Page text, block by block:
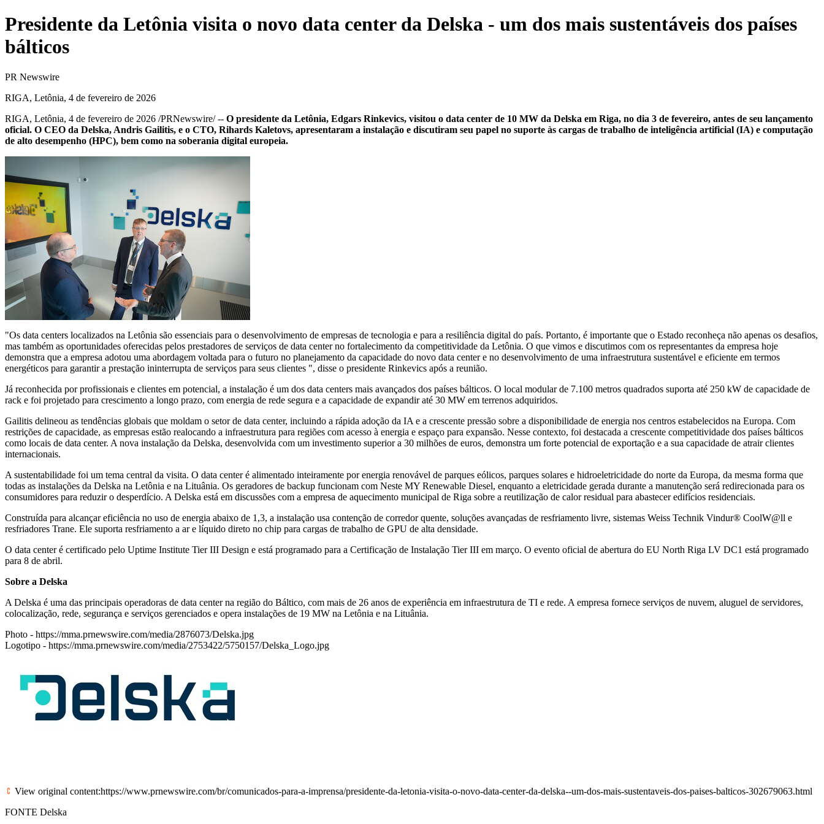
Presidente da Letônia visita o novo data center da Delska - um dos mais sustentáveis dos países
bálticos
PR Newswire
RIGA, Letônia, 4 de fevereiro de 2026
RIGA, Letônia, 4 de fevereiro de 2026 /PRNewswire/ -- O presidente da Letônia, Edgars Rinkevics, visitou o data center de 10 MW da Delska em Riga, no dia 3 de fevereiro, antes de seu lançamento
oficial. O CEO da Delska, Andris Gailitis, e o CTO, Rihards Kaletovs, apresentaram a instalação e discutiram seu papel no suporte às cargas de trabalho de inteligência artificial (IA) e computação
de alto desempenho (HPC), bem como na soberania digital europeia.
"Os data centers localizados na Letônia são essenciais para o desenvolvimento de empresas de tecnologia e para a resiliência digital do país. Portanto, é importante que o Estado reconheça não apenas os desafios,
mas também as oportunidades oferecidas pelos prestadores de serviços de data center no fortalecimento da competitividade da Letônia. O que vimos e discutimos com os representantes da empresa hoje
demonstra que a empresa adotou uma abordagem voltada para o futuro no planejamento da capacidade do novo data center e no desenvolvimento de uma infraestrutura sustentável e eficiente em termos
energéticos para garantir a prestação ininterrupta de serviços para seus clientes ", disse o presidente Rinkevics após a reunião.
Já reconhecida por profissionais e clientes em potencial, a instalação é um dos data centers mais avançados dos países bálticos. O local modular de 7.100 metros quadrados suporta até 250 kW de capacidade de
rack e foi projetado para crescimento a longo prazo, com energia de rede segura e a capacidade de expandir até 30 MW em terrenos adquiridos.
Gailitis delineou as tendências globais que moldam o setor de data center, incluindo a rápida adoção da IA e a crescente pressão sobre a disponibilidade de energia nos centros estabelecidos na Europa. Com
restrições de capacidade, as empresas estão realocando a infraestrutura para regiões com acesso à energia e espaço para expansão. Nesse contexto, foi destacada a crescente competitividade dos países bálticos
como locais de data center. A nova instalação da Delska, desenvolvida com um investimento superior a 30 milhões de euros, demonstra um forte potencial de exportação e a sua capacidade de atrair clientes
internacionais.
A sustentabilidade foi um tema central da visita. O data center é alimentado inteiramente por energia renovável de parques eólicos, parques solares e hidroeletricidade do norte da Europa, da mesma forma que
todas as instalações da Delska na Letônia e na Lituânia. Os geradores de backup funcionam com Neste MY Renewable Diesel, enquanto a eletricidade gerada durante a manutenção será redirecionada para os
consumidores para reduzir o desperdício. A Delska está em discussões com a empresa de aquecimento municipal de Riga sobre a reutilização de calor residual para abastecer edifícios residenciais.
Construída para alcançar eficiência no uso de energia abaixo de 1,3, a instalação usa contenção de corredor quente, soluções avançadas de resfriamento livre, sistemas Weiss Technik Vindur® CoolW@ll e
resfriadores Trane. Ele suporta resfriamento a ar e líquido direto no chip para cargas de trabalho de GPU de alta densidade.
O data center é certificado pelo Uptime Institute Tier III Design e está programado para a Certificação de Instalação Tier III em março. O evento oficial de abertura do EU North Riga LV DC1 está programado
para 8 de abril.
Sobre a Delska
A Delska é uma das principais operadoras de data center na região do Báltico, com mais de 26 anos de experiência em infraestrutura de TI e rede. A empresa fornece serviços de nuvem, aluguel de servidores,
colocalização, rede, segurança e serviços gerenciados e opera instalações de 19 MW na Letônia e na Lituânia.
Photo - https://mma.prnewswire.com/media/2876073/Delska.jpg
Logotipo - https://mma.prnewswire.com/media/2753422/5750157/Delska_Logo.jpg
View original content:https://www.prnewswire.com/br/comunicados-para-a-imprensa/presidente-da-letonia-visita-o-novo-data-center-da-delska--um-dos-mais-sustentaveis-dos-paises-balticos-302679063.html
FONTE Delska